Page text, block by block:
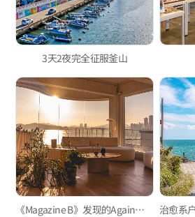
3天2夜完全征服釜山
《Magazine B》发现的Again釜山、Shiny釜山！3天2夜旅行